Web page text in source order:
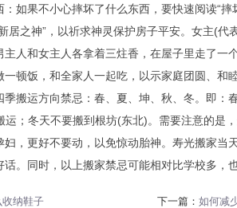
如果不小心摔坏了什么东西，要快速阅读“摔
居之神”，以祈求神灵保护房子平安。女主(
人和女主人各拿着三炷香，在屋子里走了一
顿饭，和全家人一起吃，以示家庭团圆、和
搬运方向禁忌：春、夏、坤、秋、冬。即：
；冬天不要搬到根坊(东北)。需要注意的是
，更好不要动，以免惊动胎神。寿光搬家当
。同时，以上搬家禁忌可能相对比学校多，
纳鞋子 下一篇： 如何减